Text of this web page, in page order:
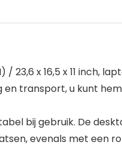
x 16,5 x 11 inch,
transport, u kunt
bij gebruik. De
evenals met een